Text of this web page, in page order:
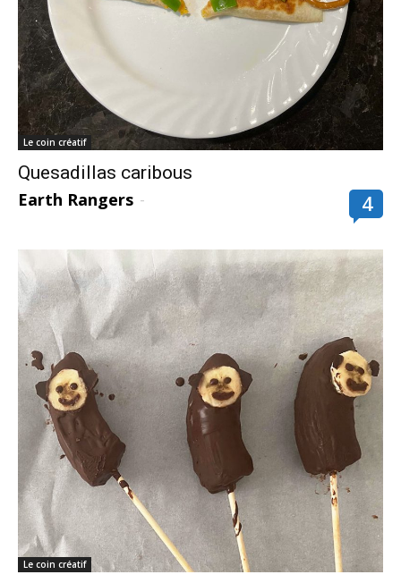
Le coin créatif
Quesadillas caribous
Earth Rangers - 4
Le coin créatif